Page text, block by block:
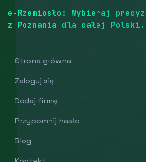
e-Rzemiosło: Wybieraj
z Poznania dla całej Polski.
Strona główna
Zaloguj się
Dodaj firmę
Przypomnij hasło
Blog